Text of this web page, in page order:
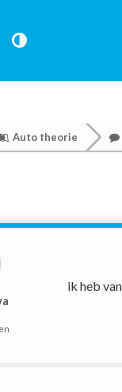
Auto theorie
ik heb